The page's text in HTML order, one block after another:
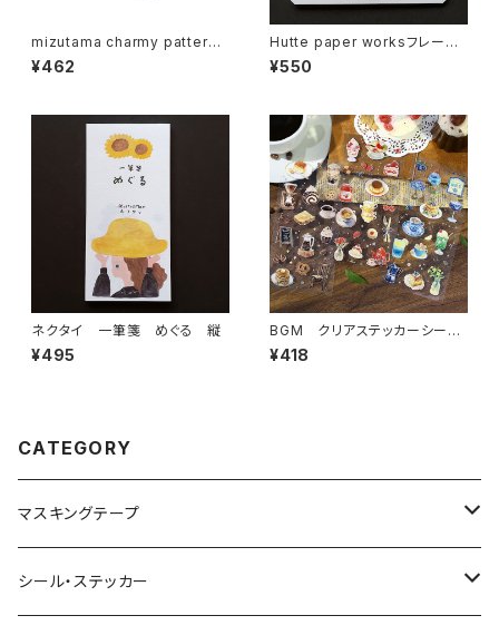
mizutama charmy pattern
マスキングテープ うきうきパタ
ーン
¥462
Hutte paper worksフレーク
シール Autumn Forest2 動
物 HS-023
¥550
ネクタイ 一筆箋 めぐる 縦
¥495
BGM クリアステッカーシール
IRIDE・喫茶アラモード 3枚入
り
¥418
CATEGORY
マスキングテープ
ヨハク
シール・ステッカー